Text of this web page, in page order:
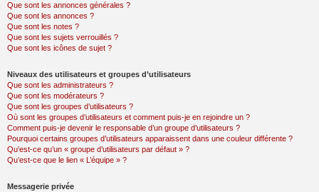
Que sont les annonces générales ?
Que sont les annonces ?
Que sont les notes ?
Que sont les sujets verrouillés ?
Que sont les icônes de sujet ?
Niveaux des utilisateurs et groupes d’utilisateurs
Que sont les administrateurs ?
Que sont les modérateurs ?
Que sont les groupes d’utilisateurs ?
Où sont les groupes d’utilisateurs et comment puis-je en rejoindre un ?
Comment puis-je devenir le responsable d’un groupe d’utilisateurs ?
Pourquoi certains groupes d’utilisateurs apparaissent dans une couleur différente ?
Qu’est-ce qu’un « groupe d’utilisateurs par défaut » ?
Qu’est-ce que le lien « L’équipe » ?
Messagerie privée